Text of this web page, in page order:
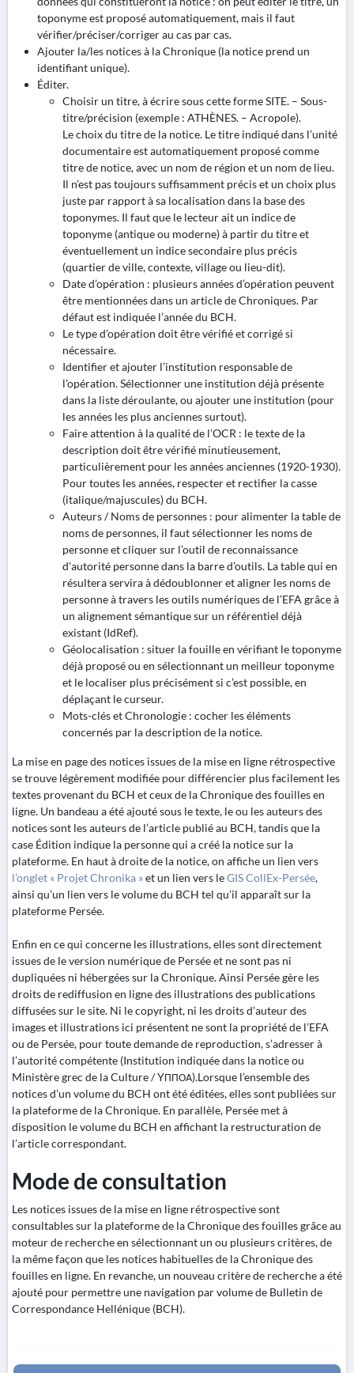
toponyme est proposé automatiquement, mais il faut
vérifier/préciser/corriger au cas par cas.
Ajouter la/les notices à la Chronique (la notice prend un
identifiant unique).
Éditer.
Choisir un titre, à écrire sous cette forme SITE. – Sous-
titre/précision (exemple : ATHÈNES. – Acropole).
Le choix du titre de la notice. Le titre indiqué dans l’unité
documentaire est automatiquement proposé comme
titre de notice, avec un nom de région et un nom de lieu.
Il n’est pas toujours suffisamment précis et un choix plus
juste par rapport à sa localisation dans la base des
toponymes. Il faut que le lecteur ait un indice de
toponyme (antique ou moderne) à partir du titre et
éventuellement un indice secondaire plus précis
(quartier de ville, contexte, village ou lieu-dit).
Date d’opération : plusieurs années d’opération peuvent
être mentionnées dans un article de Chroniques. Par
défaut est indiquée l’année du BCH.
Le type d’opération doit être vérifié et corrigé si
nécessaire.
Identifier et ajouter l’institution responsable de
l’opération. Sélectionner une institution déjà présente
dans la liste déroulante, ou ajouter une institution (pour
les années les plus anciennes surtout).
Faire attention à la qualité de l’OCR : le texte de la
description doit être vérifié minutieusement,
particulièrement pour les années anciennes (1920-1930).
Pour toutes les années, respecter et rectifier la casse
(italique/majuscules) du BCH.
Auteurs / Noms de personnes : pour alimenter la table de
noms de personnes, il faut sélectionner les noms de
personne et cliquer sur l’outil de reconnaissance
d'autorité personne dans la barre d’outils. La table qui en
résultera servira à dédoublonner et aligner les noms de
personne à travers les outils numériques de l’EFA grâce à
un alignement sémantique sur un référentiel déjà
existant (IdRef).
Géolocalisation : situer la fouille en vérifiant le toponyme
déjà proposé ou en sélectionnant un meilleur toponyme
et le localiser plus précisément si c’est possible, en
déplaçant le curseur.
Mots-clés et Chronologie : cocher les éléments
concernés par la description de la notice.
La mise en page des notices issues de la mise en ligne rétrospective
se trouve légèrement modifiée pour différencier plus facilement les
textes provenant du BCH et ceux de la Chronique des fouilles en
ligne. Un bandeau a été ajouté sous le texte, le ou les auteurs des
notices sont les auteurs de l’article publié au BCH, tandis que la
case Édition indique la personne qui a créé la notice sur la
plateforme. En haut à droite de la notice, on affiche un lien vers
l’onglet « Projet Chronika »et un lien vers leGIS CollEx-Persée,
ainsi qu’un lien vers le volume du BCH tel qu’il apparaît sur la
plateforme Persée.
Enfin en ce qui concerne les illustrations, elles sont directement
issues de le version numérique de Persée et ne sont pas ni
dupliquées ni hébergées sur la Chronique. Ainsi Persée gère les
droits de rediffusion en ligne des illustrations des publications
diffusées sur le site. Ni le copyright, ni les droits d’auteur des
images et illustrations ici présentent ne sont la propriété de l’EFA
ou de Persée, pour toute demande de reproduction, s’adresser à
l’autorité compétente (Institution indiquée dans la notice ou
Ministère grec de la Culture / YΠΠΟΑ).Lorsque l’ensemble des
notices d’un volume du BCH ont été éditées, elles sont publiées sur
la plateforme de la Chronique. En parallèle, Persée met à
disposition le volume du BCH en affichant la restructuration de
l’article correspondant.
Mode de consultation
Les notices issues de la mise en ligne rétrospective sont
consultables sur la plateforme de la Chronique des fouilles grâce au
moteur de recherche en sélectionnant un ou plusieurs critères, de
la même façon que les notices habituelles de la Chronique des
fouilles en ligne. En revanche, un nouveau critère de recherche a été
ajouté pour permettre une navigation par volume de Bulletin de
Correspondance Hellénique (BCH).